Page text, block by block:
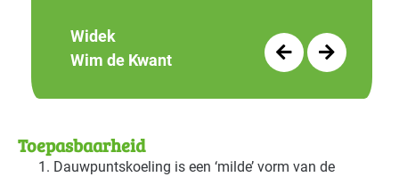
Widek
Wim de Kwant
Toepasbaarheid
Dauwpuntskoeling is een ‘milde’ vorm van de